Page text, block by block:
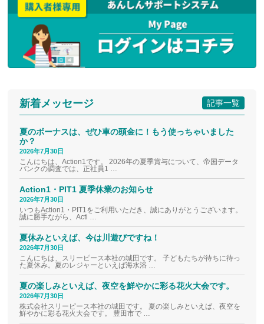
記事一覧
新着メッセージ
夏のボーナスは、ぜひ車の頭金に！もう使っちゃいました
か？
2026年7月30日
こんにちは、Action1です。 2026年の夏季賞与について、帝国データ
バンクの調査では、正社員1 …
Action1・PIT1 夏季休業のお知らせ
2026年7月30日
いつもAction1・PIT1をご利用いただき、誠にありがとうございます。
誠に勝手ながら、Acti …
夏休みといえば、今は川遊びですね！
2026年7月30日
こんにちは、スリーピース本社の城田です。 子どもたちが待ちに待っ
た夏休み。夏のレジャーといえば海水浴 …
夏の楽しみといえば、夜空を鮮やかに彩る花火大会です。
2026年7月30日
株式会社スリーピース本社の城田です。 夏の楽しみといえば、夜空を
鮮やかに彩る花火大会です。 豊田市で …